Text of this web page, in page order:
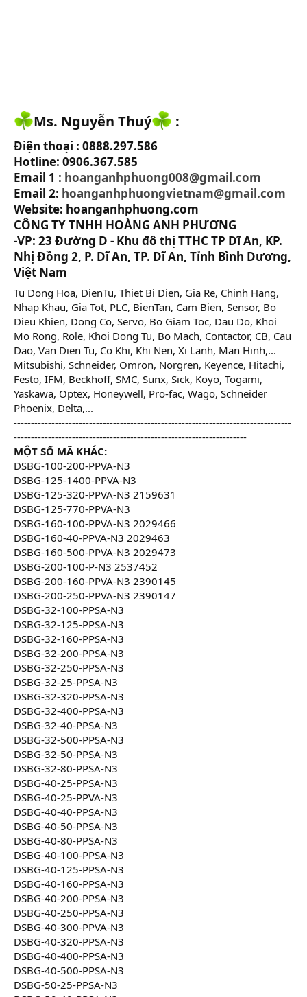
Ms. Nguyễn Thuý :
Điện thoại : 0888.297.586
Hotline: 0906.367.585
Email 1 : hoanganhphuong008@gmail.com
Email 2: hoanganhphuongvietnam@gmail.com
Website: hoanganhphuong.com
CÔNG TY TNHH HOÀNG ANH PHƯƠNG
-VP: 23 Đường D - Khu đô thị TTHC TP Dĩ An, KP.
Nhị Đồng 2, P. Dĩ An, TP. Dĩ An, Tỉnh Bình Dương,
Việt Nam​
Tu Dong Hoa, DienTu, Thiet Bi Dien, Gia Re, Chinh Hang,
Nhap Khau, Gia Tot, PLC, BienTan, Cam Bien, Sensor, Bo
Dieu Khien, Dong Co, Servo, Bo Giam Toc, Dau Do, Khoi
Mo Rong, Role, Khoi Dong Tu, Bo Mach, Contactor, CB, Cau
Dao, Van Dien Tu, Co Khi, Khi Nen, Xi Lanh, Man Hinh,...
Mitsubishi, Schneider, Omron, Norgren, Keyence, Hitachi,
Festo, IFM, Beckhoff, SMC, Sunx, Sick, Koyo, Togami,
Yaskawa, Optex, Honeywell, Pro-fac, Wago, Schneider
Phoenix, Delta,...
---------------------------------------------------------------------------------
--------------------------------------------------------------------
MỘT SỐ MÃ KHÁC:
DSBG-100-200-PPVA-N3
DSBG-125-1400-PPVA-N3
DSBG-125-320-PPVA-N3 2159631
DSBG-125-770-PPVA-N3
DSBG-160-100-PPVA-N3 2029466
DSBG-160-40-PPVA-N3 2029463
DSBG-160-500-PPVA-N3 2029473
DSBG-200-100-P-N3 2537452
DSBG-200-160-PPVA-N3 2390145
DSBG-200-250-PPVA-N3 2390147
DSBG-32-100-PPSA-N3
DSBG-32-125-PPSA-N3
DSBG-32-160-PPSA-N3
DSBG-32-200-PPSA-N3
DSBG-32-250-PPSA-N3
DSBG-32-25-PPSA-N3
DSBG-32-320-PPSA-N3
DSBG-32-400-PPSA-N3
DSBG-32-40-PPSA-N3
DSBG-32-500-PPSA-N3
DSBG-32-50-PPSA-N3
DSBG-32-80-PPSA-N3
DSBG-40-25-PPSA-N3
DSBG-40-25-PPVA-N3
DSBG-40-40-PPSA-N3
DSBG-40-50-PPSA-N3
DSBG-40-80-PPSA-N3
DSBG-40-100-PPSA-N3
DSBG-40-125-PPSA-N3
DSBG-40-160-PPSA-N3
DSBG-40-200-PPSA-N3
DSBG-40-250-PPSA-N3
DSBG-40-300-PPVA-N3
DSBG-40-320-PPSA-N3
DSBG-40-400-PPSA-N3
DSBG-40-500-PPSA-N3
DSBG-50-25-PPSA-N3